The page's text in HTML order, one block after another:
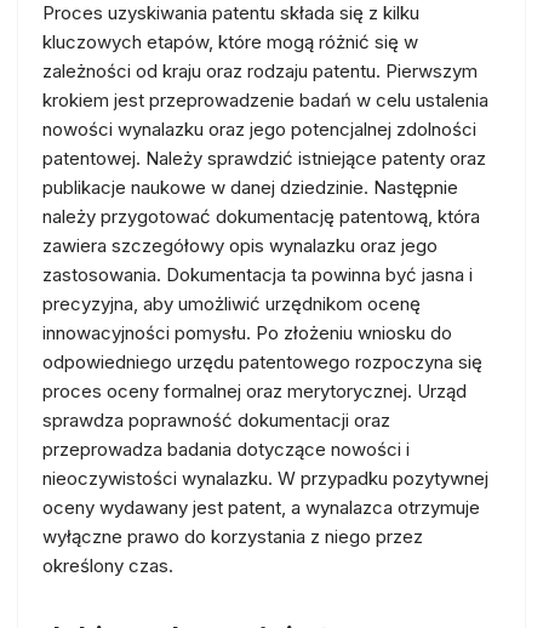
Proces uzyskiwania patentu składa się z kilku
kluczowych etapów, które mogą różnić się w
zależności od kraju oraz rodzaju patentu. Pierwszym
krokiem jest przeprowadzenie badań w celu ustalenia
nowości wynalazku oraz jego potencjalnej zdolności
patentowej. Należy sprawdzić istniejące patenty oraz
publikacje naukowe w danej dziedzinie. Następnie
należy przygotować dokumentację patentową, która
zawiera szczegółowy opis wynalazku oraz jego
zastosowania. Dokumentacja ta powinna być jasna i
precyzyjna, aby umożliwić urzędnikom ocenę
innowacyjności pomysłu. Po złożeniu wniosku do
odpowiedniego urzędu patentowego rozpoczyna się
proces oceny formalnej oraz merytorycznej. Urząd
sprawdza poprawność dokumentacji oraz
przeprowadza badania dotyczące nowości i
nieoczywistości wynalazku. W przypadku pozytywnej
oceny wydawany jest patent, a wynalazca otrzymuje
wyłączne prawo do korzystania z niego przez
określony czas.